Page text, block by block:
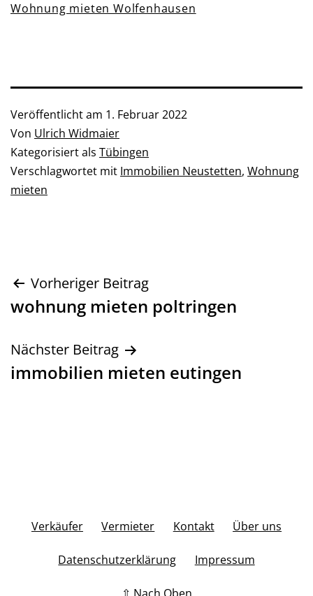
Wohnung mieten Wolfenhausen
Veröffentlicht am 1. Februar 2022
Von Ulrich Widmaier
Kategorisiert als Tübingen
Verschlagwortet mit Immobilien Neustetten, Wohnung
mieten
Beitragsnavigation
Vorheriger Beitrag
wohnung mieten poltringen
Nächster Beitrag
immobilien mieten eutingen
Verkäufer Vermieter Kontakt Über uns
Datenschutzerklärung Impressum
⇧ Nach Oben